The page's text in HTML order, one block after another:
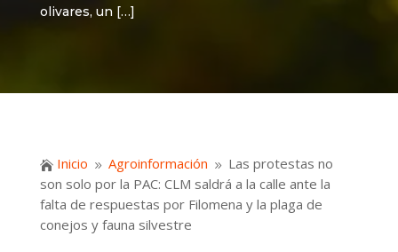
olivares, un […]
 Inicio 9 Agroinformación 9 Las protestas no
son solo por la PAC: CLM saldrá a la calle ante la
falta de respuestas por Filomena y la plaga de
conejos y fauna silvestre